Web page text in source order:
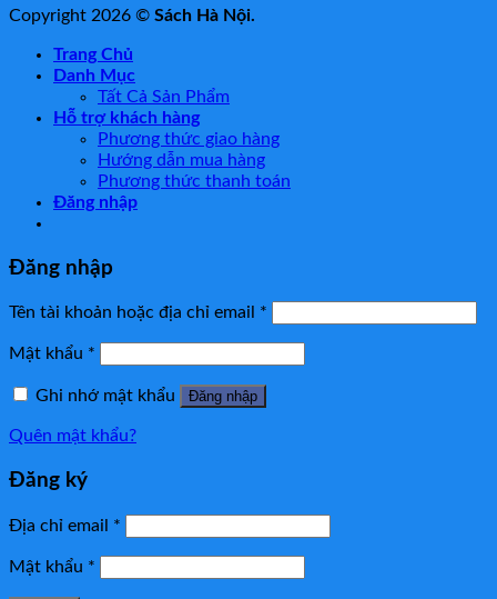
Copyright 2026 © Sách Hà Nội.
Trang Chủ
Danh Mục
Tất Cả Sản Phẩm
Hỗ trợ khách hàng
Phương thức giao hàng
Hướng dẫn mua hàng
Phương thức thanh toán
Đăng nhập
Đăng nhập
Tên tài khoản hoặc địa chỉ email *
Mật khẩu *
Ghi nhớ mật khẩu Đăng nhập
Quên mật khẩu?
Đăng ký
Địa chỉ email *
Mật khẩu *